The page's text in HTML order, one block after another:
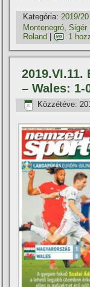
Kategória: 2019/20
Montenegró ,Sigér
Roland
1
2019.VI.11.
– Wales: 1-
Közzétéve: